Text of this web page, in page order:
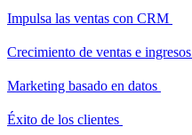
Impulsa las ventas con CRM
Crecimiento de ventas e ingresos
Marketing basado en datos
Éxito de los clientes